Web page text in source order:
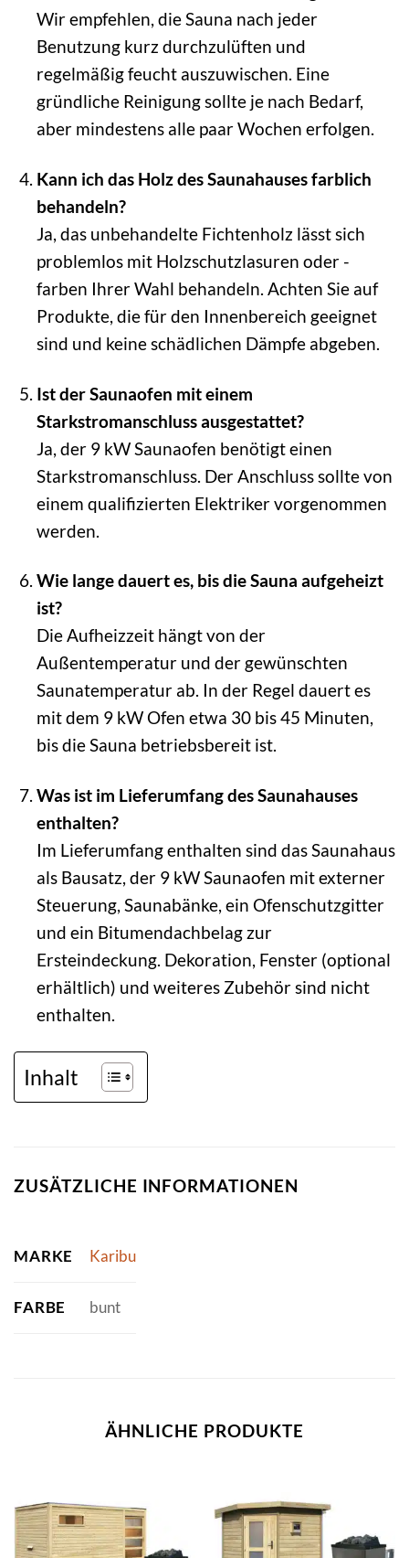
Wir empfehlen, die Sauna nach jeder
Benutzung kurz durchzulüften und
regelmäßig feucht auszuwischen. Eine
gründliche Reinigung sollte je nach Bedarf,
aber mindestens alle paar Wochen erfolgen.
Kann ich das Holz des Saunahauses farblich
behandeln?
Ja, das unbehandelte Fichtenholz lässt sich
problemlos mit Holzschutzlasuren oder -
farben Ihrer Wahl behandeln. Achten Sie auf
Produkte, die für den Innenbereich geeignet
sind und keine schädlichen Dämpfe abgeben.
Ist der Saunaofen mit einem
Starkstromanschluss ausgestattet?
Ja, der 9 kW Saunaofen benötigt einen
Starkstromanschluss. Der Anschluss sollte von
einem qualifizierten Elektriker vorgenommen
werden.
Wie lange dauert es, bis die Sauna aufgeheizt
ist?
Die Aufheizzeit hängt von der
Außentemperatur und der gewünschten
Saunatemperatur ab. In der Regel dauert es
mit dem 9 kW Ofen etwa 30 bis 45 Minuten,
bis die Sauna betriebsbereit ist.
Was ist im Lieferumfang des Saunahauses
enthalten?
Im Lieferumfang enthalten sind das Saunahaus
als Bausatz, der 9 kW Saunaofen mit externer
Steuerung, Saunabänke, ein Ofenschutzgitter
und ein Bitumendachbelag zur
Ersteindeckung. Dekoration, Fenster (optional
erhältlich) und weiteres Zubehör sind nicht
enthalten.
Inhalt
ZUSÄTZLICHE INFORMATIONEN
MARKE Karibu
FARBE bunt
ÄHNLICHE PRODUKTE